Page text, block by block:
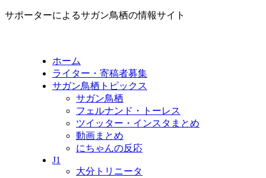
サポーターによるサガン鳥栖の情報サイト
ホーム
ライター・寄稿者募集
サガン鳥栖トピックス
サガン鳥栖
フェルナンド・トーレス
ツイッター・インスタまとめ
動画まとめ
にちゃんの反応
J1
大分トリニータ